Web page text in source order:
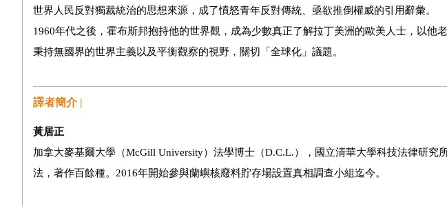
世界人民反對獨裁統治的思想來源，成了憤怒青年反對傳統、亟欲推倒權威的引用辭彙。
1960年代之後，霍布斯邦抱持他的世界觀，成為少數真正了解拉丁美洲的歐美人士，以他
秉持無國界的世界主義以及平衡觀察的視野，關切「全球化」議題。
譯者簡介 |
黃居正
加拿大麥基爾大學（McGill University）法學博士（D.C.L.），國立清華大學科技法律研究
法，著作百餘種。2016年開始參與蘭嶼核廢料貯存場設置真相調查小組迄今。